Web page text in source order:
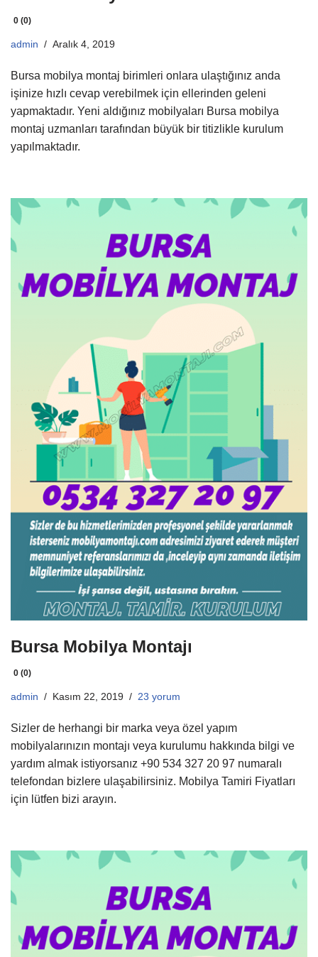
0 (0)
admin Aralık 4, 2019
Bursa mobilya montaj birimleri onlara ulaştığınız anda
işinize hızlı cevap verebilmek için ellerinden geleni
yapmaktadır. Yeni aldığınız mobilyaları Bursa mobilya
montaj uzmanları tarafından büyük bir titizlikle kurulum
yapılmaktadır.
Bursa Mobilya Montajı
0 (0)
admin Kasım 22, 2019 23 yorum
Sizler de herhangi bir marka veya özel yapım
mobilyalarınızın montajı veya kurulumu hakkında bilgi ve
yardım almak istiyorsanız +90 534 327 20 97 numaralı
telefondan bizlere ulaşabilirsiniz. Mobilya Tamiri Fiyatları
için lütfen bizi arayın.